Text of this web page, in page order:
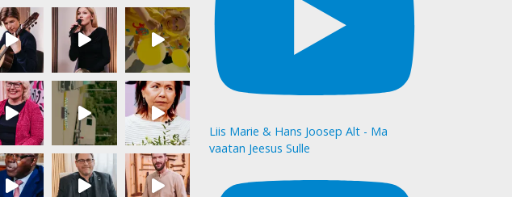
Liis Marie & Hans Joosep Alt - Ma
vaatan Jeesus Sulle